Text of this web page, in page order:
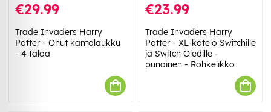
€29.99
Trade Invaders Harry
Potter - Ohut kantolaukku
- 4 taloa
€23.99
Trade Invaders Harry
Potter - XL-kotelo Switchille
ja Switch Oledille -
punainen - Rohkelikko